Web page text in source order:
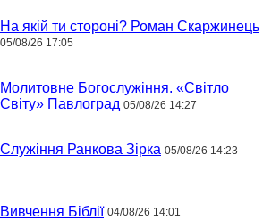
На якій ти стороні? Роман Скаржинець
05/08/26 17:05
Молитовне Богослужіння. «Світло
Світу» Павлоград 05/08/26 14:27
Служіння Ранкова Зірка 05/08/26 14:23
Вивчення Біблії 04/08/26 14:01